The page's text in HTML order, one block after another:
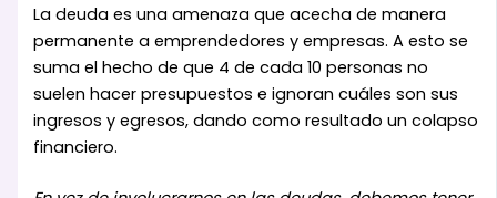
La deuda es una amenaza que acecha de manera
permanente a emprendedores y empresas. A esto se
suma el hecho de que 4 de cada 10 personas no
suelen hacer presupuestos e ignoran cuáles son sus
ingresos y egresos, dando como resultado un colapso
financiero.